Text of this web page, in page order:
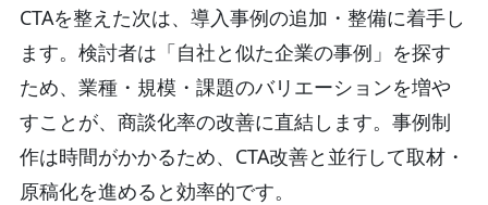
CTAを整えた次は、導入事例の追加・整備に着手し
ます。検討者は「自社と似た企業の事例」を探す
ため、業種・規模・課題のバリエーションを増や
すことが、商談化率の改善に直結します。事例制
作は時間がかかるため、CTA改善と並行して取材・
原稿化を進めると効率的です。